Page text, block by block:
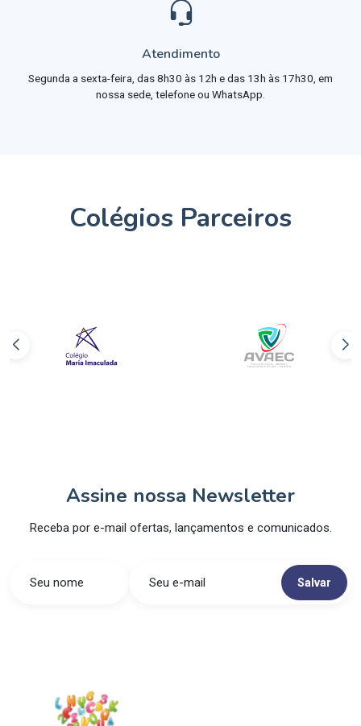
Atendimento
Segunda a sexta-feira, das 8h30 às 12h e das 13h às 17h30, em
nossa sede, telefone ou WhatsApp.
Colégios Parceiros
Assine nossa Newsletter
Receba por e-mail ofertas, lançamentos e comunicados.
Salvar